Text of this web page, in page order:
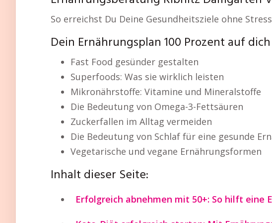
So erreichst Du Deine Gesundheitsziele ohne
Dein Ernährungsplan 100 Prozent auf
Fast Food gesünder gestalten
Superfoods: Was sie wirklich leisten
Mikronährstoffe: Vitamine und Mineralstoffe
Die Bedeutung von Omega-3-Fettsäuren
Zuckerfallen im Alltag vermeiden
Die Bedeutung von Schlaf für eine gesunde
Vegetarische und vegane Ernährungsformen
Inhalt dieser Seite:
Erfolgreich abnehmen mit 50+: So hilft eine